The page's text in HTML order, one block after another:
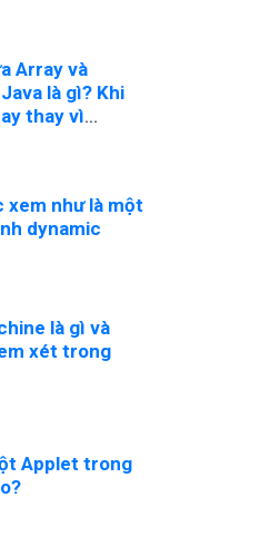
Array và
là gì? Khi
thay vì
xem như là một
dynamic
là gì và
xét trong
Applet trong